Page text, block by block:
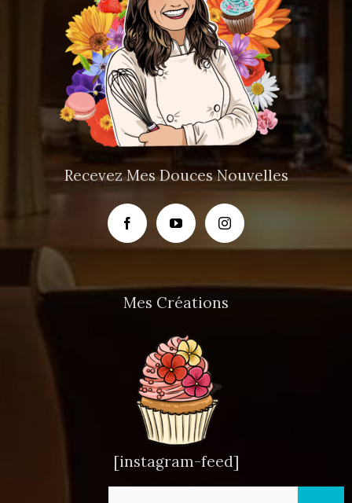
Recevez Mes Douces Nouvelles
Mes Créations
[instagram-feed]